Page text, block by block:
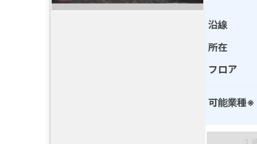
沿線
所在
フロア
可能業種※